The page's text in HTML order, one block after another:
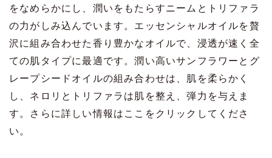
をなめらかにし、潤いをもたらすニームとトリファラ
の力がしみ込んでいます。エッセンシャルオイルを贅
沢に組み合わせた香り豊かなオイルで、浸透が速く全
ての肌タイプに最適です。潤い高いサンフラワーとグ
レープシードオイルの組み合わせは、肌を柔らかく
し、ネロリとトリファラは肌を整え、弾力を与えま
す。さらに詳しい情報はここ をクリックしてくださ
い。